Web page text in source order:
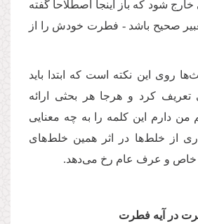
شود که باز اینجا اصطلاحاً گفته
صحیح باشد - فطرت خودش را از
روی این نکته است که ابتدا باید
تعریف کرد و هرجا هر بحثی ارائه
من دارم این کلمه را به چه معنایی
از خلط‌ها در اثر همین خلط‌های
خاص و عرف عام رخ می‌دهد.
در آیه فطرت